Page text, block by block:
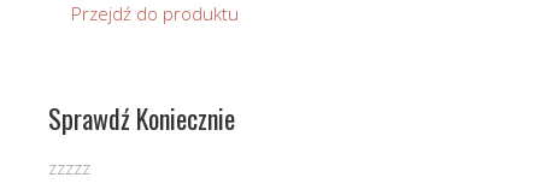
Przejdź do produktu
Sprawdź Koniecznie
zzzzz